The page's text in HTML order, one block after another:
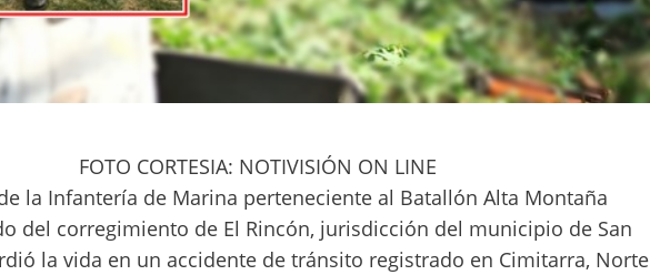
FOTO CORTESIA: NOTIVISIÓN ON LINE
la Infantería de Marina perteneciente al Batallón Alta Montaña
del corregimiento de El Rincón, jurisdicción del municipio de San
la vida en un accidente de tránsito registrado en Cimitarra, Norte